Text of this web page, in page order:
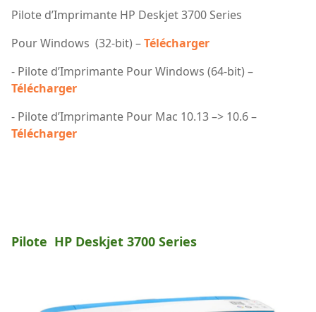
Pilote d’Imprimante HP Deskjet 3700 Series
Pour Windows (32-bit) –Télécharger
- Pilote d’Imprimante Pour Windows (64-bit) –
Télécharger
- Pilote d’Imprimante Pour Mac 10.13 –> 10.6 –
Télécharger
Pilote HP Deskjet 3700 Series